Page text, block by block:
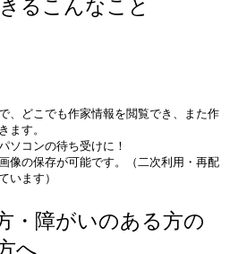
るこんなこと
、どこでも作家情報を閲覧でき、また作
ます。
ソコンの待ち受けに！
像の保存が可能です。（二次利用・再配
います）
・障がいのある方の